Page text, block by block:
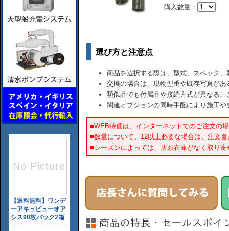
購入数量：
選び方と注意点
商品を選択する際は、型式、スペック
交換の場合は、現物型番や既存写真が
類似品でも付属品や接続方式が異なるこ
関連オプションの同時手配により施工
■WEB特価は、インターネットでのご注文の
■数量について、12以上必要な場合は、注文
■シーズンによっては、店頭在庫がなく取り